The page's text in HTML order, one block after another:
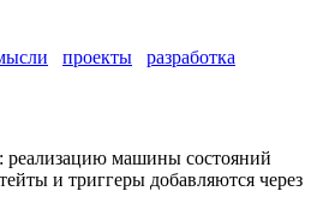
проекты разработка
: реализацию машины состояний
и триггеры добавляются через